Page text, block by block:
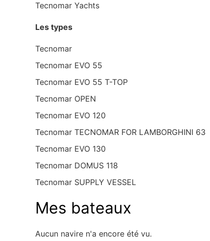
Tecnomar Yachts
Les types
Tecnomar
Tecnomar EVO 55
Tecnomar EVO 55 T-TOP
Tecnomar OPEN
Tecnomar EVO 120
Tecnomar TECNOMAR FOR LAMBORGHINI 63
Tecnomar EVO 130
Tecnomar DOMUS 118
Tecnomar SUPPLY VESSEL
Mes bateaux
Aucun navire n'a encore été vu.